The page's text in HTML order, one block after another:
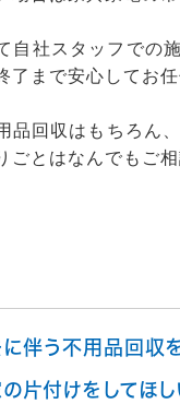
自社スタッフでの
了まで安心してお任
品回収はもちろん
ごとはなんでもご
伴う不用品回収
片付けをしてほし